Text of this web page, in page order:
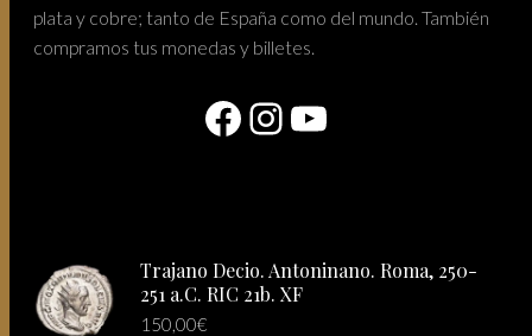
plata y cobre; tanto de España como del mundo. También
compramos tus monedas y billetes.
Facebook
Instagram
YouTube
Trajano Decio. Antoninano. Roma, 250-
251 a.C. RIC 21b. XF
150,00€